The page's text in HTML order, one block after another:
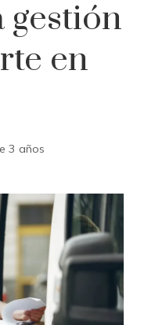
gestión
en
3 años